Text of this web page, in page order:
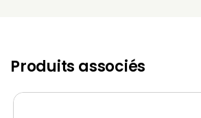
Produits associés